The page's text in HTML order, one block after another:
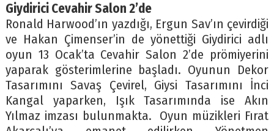
Giydirici Cevahir Salon 2’de
Ronald Harwood’ın yazdığı, Ergun Sav’ın çevirdiği
ve Hakan Çimenser’in de yönettiği Giydirici adlı
oyun 13 Ocak’ta Cevahir Salon 2’de prömiyerini
yaparak gösterimlerine başladı. Oyunun Dekor
Tasarımını Savaş Çevirel, Giysi Tasarımını İnci
Kangal yaparken, Işık Tasarımında ise Akın
Yılmaz imzası bulunmakta. Oyun müzikleri Fırat